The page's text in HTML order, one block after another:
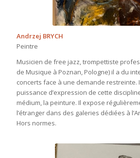
Andrzej BRYCH
Peintre
Musicien de free jazz, trompettiste
de Musique à Poznan, Pologne) il a du
concerts face à une demande restreinte.
puissance d’expression de cette
médium, la peinture. Il expose
l’étranger dans des galeries dédiées à
Hors normes.